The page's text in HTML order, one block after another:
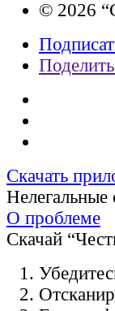
© 2026
Скачать
Нелегальные
О проблеме
Скачай